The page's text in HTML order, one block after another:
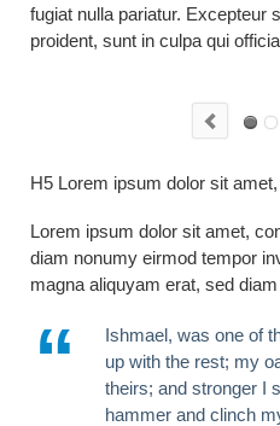
fugiat nulla pariatur. Excepteur
proident, sunt in culpa qui
H5 Lorem ipsum dolor sit
Lorem ipsum dolor sit amet,
diam nonumy eirmod tempor
magna aliquyam erat, sed
Ishmael, was one of
up with the rest; my
theirs; and stronger I
hammer and clinch